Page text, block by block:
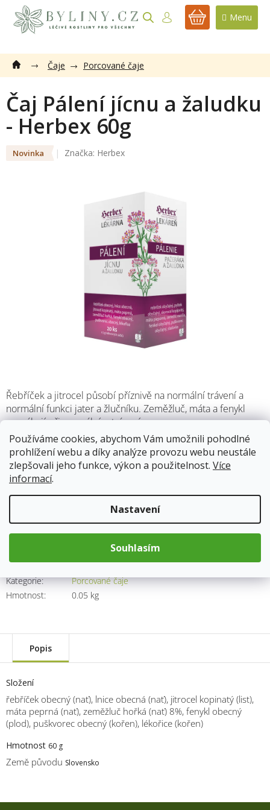
Používáme cookies, abychom Vám umožnili pohodlné
prohlížení webu a díky analýze provozu webu neustále
zlepšovali jeho funkce, výkon a použitelnost. Více
informací.
Nastavení
Souhlasím
obsah
NÁKUPNÍ
Čaje Porcované čaje
Čaj Pálení jícnu a žaludku
- Herbex 60g
Novinka Značka: Herbex
Skladem(7 ks) 13.8.2026
Řebříček a jitrocel působí příznivě na normální trávení a
normální funkci jater a žlučníku. Zeměžluč, máta a fenykl
pomáhají při normálním trávení.
Kód produktu:
7723
Kategorie:
Porcované čaje
Hmotnost: 0.05 kg
63 Kč
Měrná
cena:
Přidat do košíku
Popis
Složení
řebříček obecný (nať), lnice obecná (nať), jitrocel kopinatý (list),
máta peprná (nať), zeměžluč hořká (nať) 8%, fenykl obecný
(plod), puškvorec obecný (kořen), lékořice (kořen)
Hmotnost 60 g
Země původu Slovensko